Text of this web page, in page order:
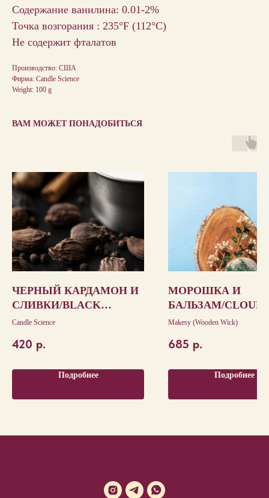
Содержание ванилина: 0.01-2%
Точка возгорания : 235°F (112°С)
Не содержит фталатов
Производство: США
Фирма: Candle Science
Weight: 100 g
ВАМ МОЖЕТ ПОНАДОБИТЬСЯ
ЧЕРНЫЙ КАРДАМОН И
СЛИВКИ/BLACK
CARDAMOM AND
Candle Science
420 р.
Подробнее
МОРОШКА И
БАЛЬЗАМ/
Y & BALSAM
Makesy (Wooden Wick)
685 р.
Подробнее